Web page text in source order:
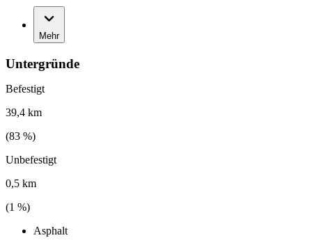
Mehr
Untergründe
Befestigt
39,4 km
(83 %)
Unbefestigt
0,5 km
(1 %)
Asphalt